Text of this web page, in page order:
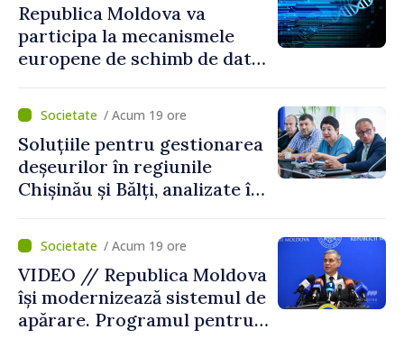
Republica Moldova va
participa la mecanismele
europene de schimb de date
/ Acum 19 ore
Soluțiile pentru gestionarea
deșeurilor în regiunile
Chișinău și Bălți, analizate în
/ Acum 19 ore
VIDEO // Republica Moldova
își modernizează sistemul de
apărare. Programul pentru